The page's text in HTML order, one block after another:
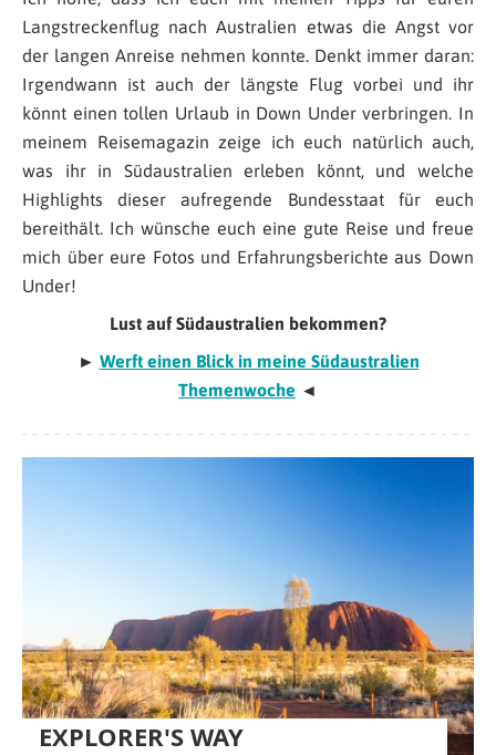
Langstreckenflug nach Australien etwas die Angst vor
der langen Anreise nehmen konnte. Denkt immer daran:
Irgendwann ist auch der längste Flug vorbei und ihr
könnt einen tollen Urlaub in Down Under verbringen. In
meinem Reisemagazin zeige ich euch natürlich auch,
was ihr in Südaustralien erleben könnt, und welche
Highlights dieser aufregende Bundesstaat für euch
bereithält. Ich wünsche euch eine gute Reise und freue
mich über eure Fotos und Erfahrungsberichte aus Down
Under!
Lust auf Südaustralien bekommen?
► Werft einen Blick in meine Südaustralien
Themenwoche ◄
EXPLORER'S WAY